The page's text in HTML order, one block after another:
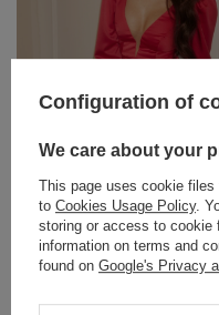
MIKA - RED DRAPED DRESS
WITH JABOT
Configuration of
We care about your
This page uses cookie
to Cookies Usage Policy.
storing or access to cookie
information on terms and
found on Google's Privacy